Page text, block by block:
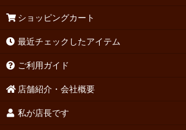
ショッピングカート
最近チェックしたアイテム
ご利用ガイド
店舗紹介・会社概要
私が店長です